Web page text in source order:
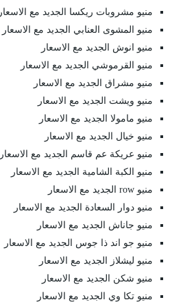
منيو مشروبات ريكسا الجديد مع الاسعار
منيو المشوى العنابي الجديد مع الاسعار
منيو انوش الجديد مع الاسعار
منيو القرموشي الجديد مع الاسعار
منيو مشراق الجديد مع الاسعار
منيو ويشت الجديد مع الاسعار
منيو مامولا الجديد مع الاسعار
منيو خيال الجديد مع الاسعار
منيو عريكة عم قاسم الجديد مع الاسعار
منيو الكبة الشامية الجديد مع الاسعار
منيو row الجديد مع الاسعار
منيو دوار السعادة الجديد مع الاسعار
منيو جاناش الجديد مع الاسعار
منيو جو اند ذا جوس الجديد مع الاسعار
منيو ليشلاز الجديد مع الاسعار
منيو شكن الجديد مع الاسعار
منيو تكا وي الجديد مع الاسعار